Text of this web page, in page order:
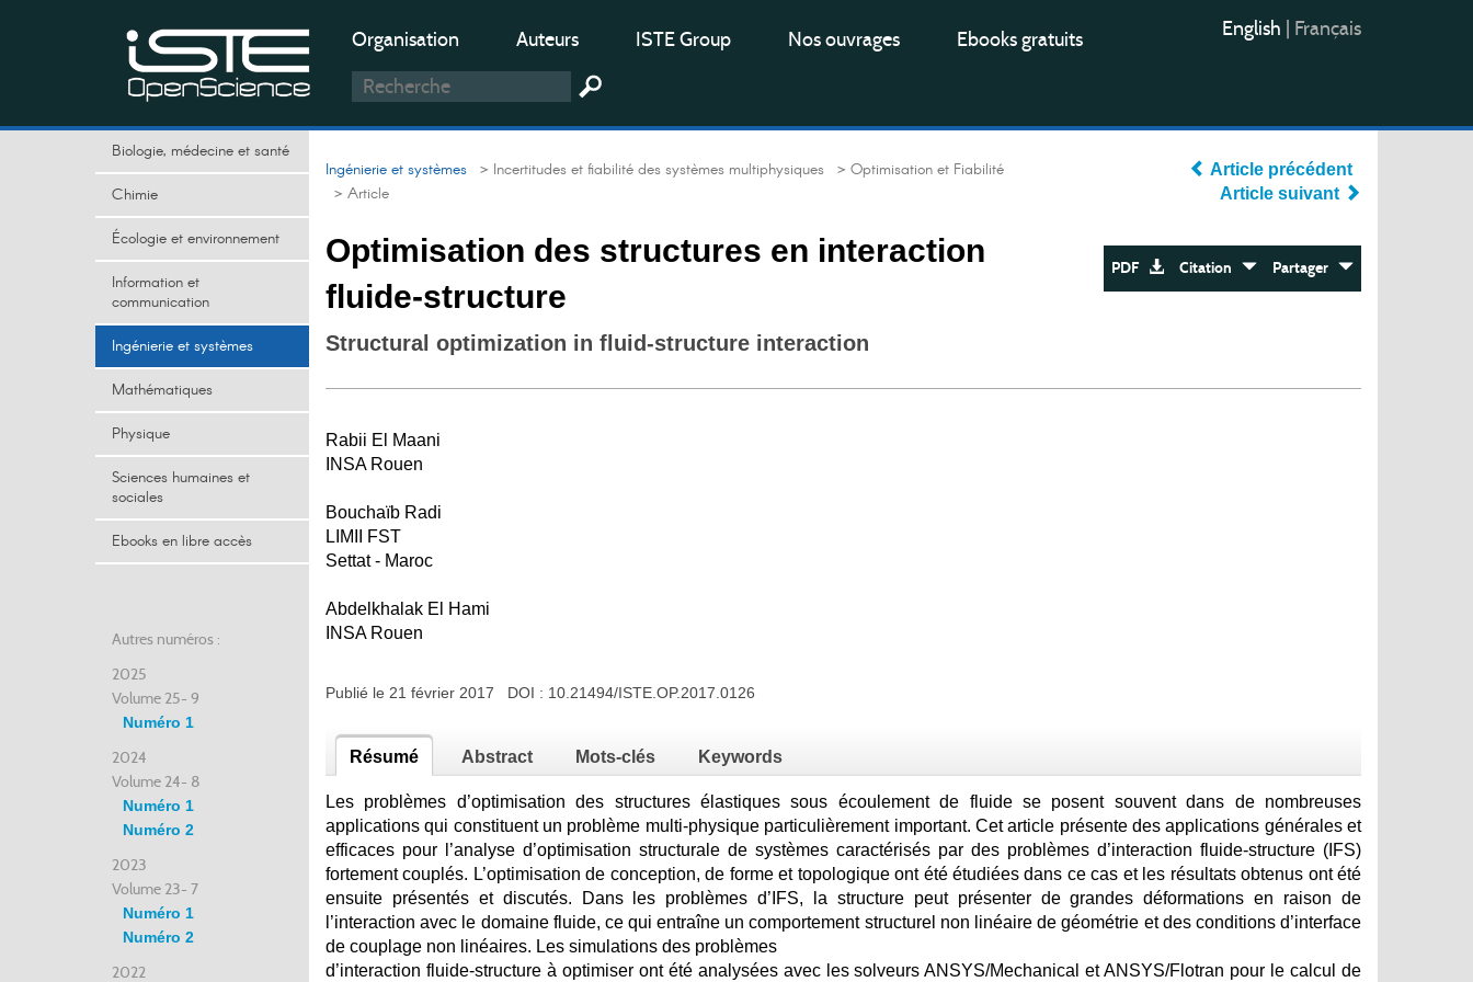
Organisation Auteurs ISTE Group Nos ouvrages Ebooks gratuits English Français
Biologie, médecine et santé
Chimie
Écologie et environnement
Information et
communication
Ingénierie et systèmes
Mathématiques
Physique
Sciences humaines et
sociales
Ebooks en libre accès
Autres numéros :
2025
Volume 25- 9
Numéro 1
2024
Volume 24- 8
Numéro 1
Numéro 2
2023
Volume 23- 7
Numéro 1
Numéro 2
2022
Ingénierie et systèmes > Incertitudes et fiabilité des systèmes multiphysiques > Optimisation et Fiabilité
> Article
Optimisation des structures en interaction
fluide-structure
Structural optimization in fluid-structure interaction
Article précédent
Article suivant
PDF Citation Partager
Rabii El Maani
INSA Rouen
Bouchaïb Radi
LIMII FST
Settat - Maroc
Abdelkhalak El Hami
INSA Rouen
Publié le 21 février 2017 DOI : 10.21494/ISTE.OP.2017.0126
Résumé Abstract Mots-clés Keywords
Les problèmes d’optimisation des structures élastiques sous écoulement de fluide se posent souvent dans de nombreuses
applications qui constituent un problème multi-physique particulièrement important. Cet article présente des applications générales et
efficaces pour l’analyse d’optimisation structurale de systèmes caractérisés par des problèmes d’interaction fluide-structure (IFS)
fortement couplés. L’optimisation de conception, de forme et topologique ont été étudiées dans ce cas et les résultats obtenus ont été
ensuite présentés et discutés. Dans les problèmes d’IFS, la structure peut présenter de grandes déformations en raison de
l’interaction avec le domaine fluide, ce qui entraîne un comportement structurel non linéaire de géométrie et des conditions d’interface
de couplage non linéaires. Les simulations des problèmes
d’interaction fluide-structure à optimiser ont été analysées avec les solveurs ANSYS/Mechanical et ANSYS/Flotran pour le calcul de